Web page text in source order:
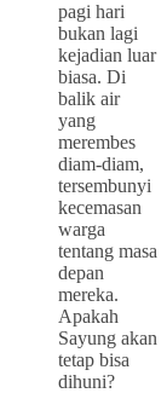
pagi hari
bukan lagi
kejadian luar
biasa. Di
balik air
yang
merembes
diam-diam,
tersembunyi
kecemasan
warga
tentang masa
depan
mereka.
Apakah
Sayung akan
tetap bisa
dihuni?